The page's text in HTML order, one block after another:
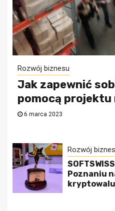
Rozwój biznesu
Jak zapewnić
pomocą projektu
6 marca 2023
Rozwój
Poznaniu